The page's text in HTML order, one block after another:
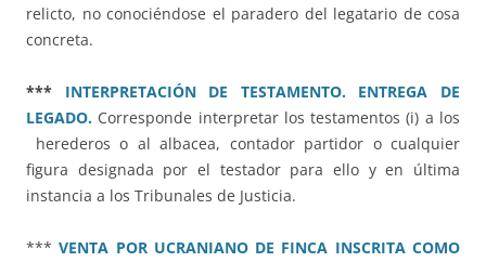
relicto, no conociéndose el paradero del legatario de cosa
concreta.
*** INTERPRETACIÓN DE TESTAMENTO. ENTREGA DE
LEGADO. Corresponde interpretar los testamentos (i) a los
herederos o al albacea, contador partidor o cualquier
figura designada por el testador para ello y en última
instancia a los Tribunales de Justicia.
***VENTA POR UCRANIANO DE FINCA INSCRITA COMO